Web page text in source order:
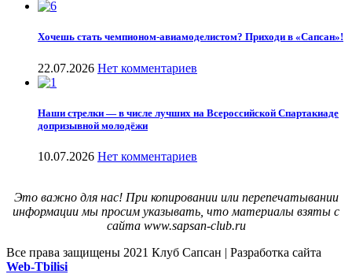
Хочешь стать чемпионом-авиамоделистом? Приходи в «Сапсан»!
22.07.2026 Нет комментариев
Наши стрелки — в числе лучших на Всероссийской Спартакиаде
допризывной молодёжи
10.07.2026 Нет комментариев
Это важно для нас! При копировании или перепечатывании
информации мы просим указывать, что материалы взяты с
сайта www.sapsan-club.ru
Все права защищены 2021 Клуб Сапсан | Разработка сайта
Web-Tbilisi